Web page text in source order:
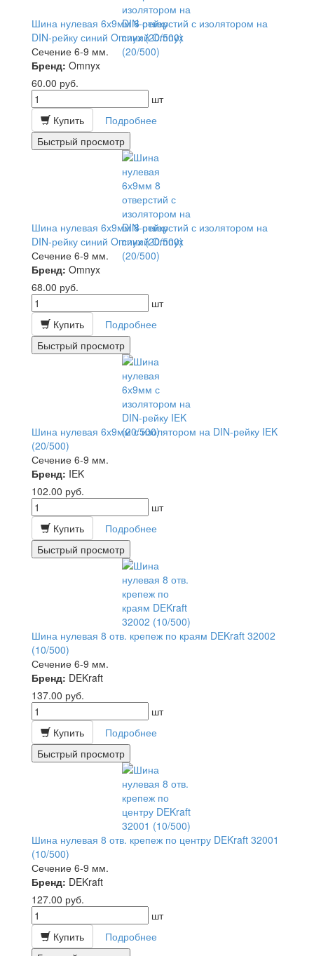
Шина нулевая 6х9мм 6 отверстий с изолятором на
DIN-рейку синий Omnyx (20/500)
Сечение 6-9 мм.
Бренд: Omnyx
60.00 руб.
шт
Купить
Подробнее
Быстрый просмотр
Шина нулевая 6х9мм 8 отверстий с изолятором на
DIN-рейку синий Omnyx (20/500)
Сечение 6-9 мм.
Бренд: Omnyx
68.00 руб.
шт
Купить
Подробнее
Быстрый просмотр
Шина нулевая 6х9мм с изолятором на DIN-рейку IEK
(20/500)
Сечение 6-9 мм.
Бренд: IEK
102.00 руб.
шт
Купить
Подробнее
Быстрый просмотр
Шина нулевая 8 отв. крепеж по краям DEKraft 32002
(10/500)
Сечение 6-9 мм.
Бренд: DEKraft
137.00 руб.
шт
Купить
Подробнее
Быстрый просмотр
Шина нулевая 8 отв. крепеж по центру DEKraft 32001
(10/500)
Сечение 6-9 мм.
Бренд: DEKraft
127.00 руб.
шт
Купить
Подробнее